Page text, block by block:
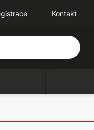
Kontakt